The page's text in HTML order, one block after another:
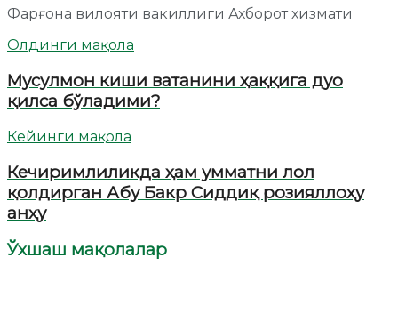
Фарғона вилояти вакиллиги Ахборот хизмати
Олдинги мақола
Мусулмон киши ватанини ҳаққига дуо
қилса бўладими?
Кейинги мақола
Кечиримлиликда ҳам умматни лол
қолдирган Абу Бакр Сиддиқ розияллоҳу
анҳу
Ўхшаш мақолалар